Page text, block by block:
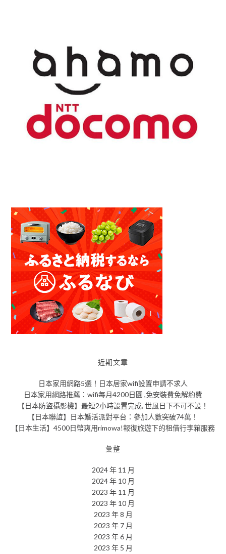
近期文章
日本家用網路5選！日本居家wifi設置申請不求人
日本家用網路推薦：wifi每月4200日圓 ,免安裝費免解約費
【日本防盜攝影機】最短2小時設置完成, 世風日下不可不設！
【日本聯誼】日本婚活派對平台：參加人數突破74萬！
【日本生活】4500日幣爽用rimowa!報復旅遊下的租借行李箱服務
彙整
2024 年 11 月
2024 年 10 月
2023 年 11 月
2023 年 10 月
2023 年 8 月
2023 年 7 月
2023 年 6 月
2023 年 5 月